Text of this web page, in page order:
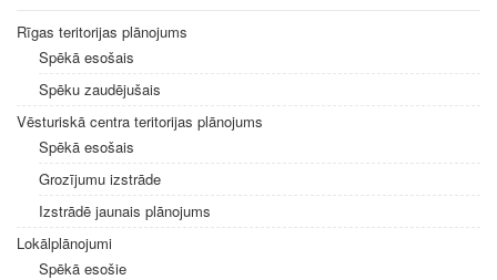
Rīgas teritorijas plānojums
Spēkā esošais
Spēku zaudējušais
Vēsturiskā centra teritorijas plānojums
Spēkā esošais
Grozījumu izstrāde
Izstrādē jaunais plānojums
Lokālplānojumi
Spēkā esošie